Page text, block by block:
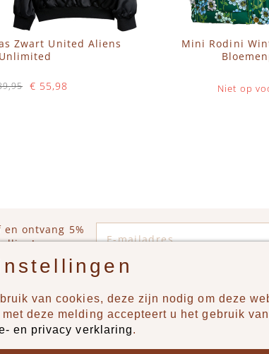
Zwart United Aliens
Unlimited
€ 55,98
Mini Rodini
Niet op
ontvang 5%
Producten
van cookies, deze zijn nodig om deze
deze melding accepteert u het gebruik
en privacy verklaring.